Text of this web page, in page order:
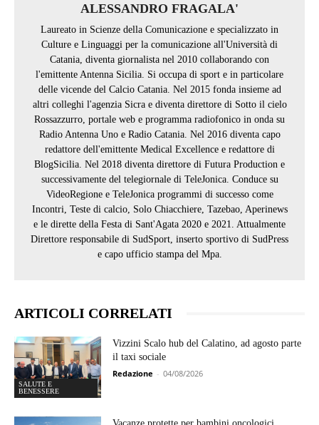
ALESSANDRO FRAGALA'
Laureato in Scienze della Comunicazione e specializzato in
Culture e Linguaggi per la comunicazione all'Università di
Catania, diventa giornalista nel 2010 collaborando con
l'emittente Antenna Sicilia. Si occupa di sport e in particolare
delle vicende del Calcio Catania. Nel 2015 fonda insieme ad
altri colleghi l'agenzia Sicra e diventa direttore di Sotto il cielo
Rossazzurro, portale web e programma radiofonico in onda su
Radio Antenna Uno e Radio Catania. Nel 2016 diventa capo
redattore dell'emittente Medical Excellence e redattore di
BlogSicilia. Nel 2018 diventa direttore di Futura Production e
successivamente del telegiornale di TeleJonica. Conduce su
VideoRegione e TeleJonica programmi di successo come
Incontri, Teste di calcio, Solo Chiacchiere, Tazebao, Aperinews
e le dirette della Festa di Sant'Agata 2020 e 2021. Attualmente
Direttore responsabile di SudSport, inserto sportivo di SudPress
e capo ufficio stampa del Mpa.
ARTICOLI CORRELATI
SALUTE E
BENESSERE
Vizzini Scalo hub del Calatino, ad agosto parte
il taxi sociale
Redazione - 04/08/2026